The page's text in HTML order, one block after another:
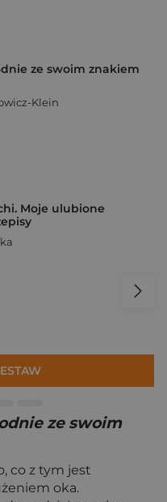
ze swoim znakiem
Klein
Moje ulubione
ze swoim
co z tym jest
oka.